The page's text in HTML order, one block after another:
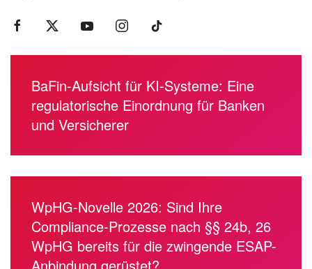
BaFin-Aufsicht für KI-Systeme: Eine
regulatorische Einordnung für Banken
und Versicherer
WpHG-Novelle 2026: Sind Ihre
Compliance-Prozesse nach §§ 24b, 26
WpHG bereits für die zwingende ESAP-